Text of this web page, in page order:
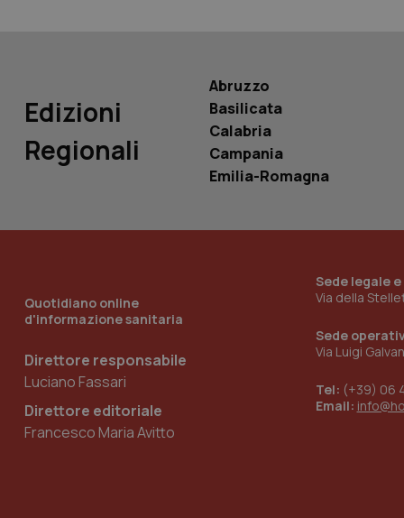
Edizioni
Regionali
Abruzzo
Basilicata
Calabria
Campania
Emilia-Romagna
Quotidiano online
d'informazione sanitaria
Direttore responsabile
Luciano Fassari
Direttore editoriale
Francesco Maria Avitto
Sede legale
Via della
Sede
Via Luigi
Tel: (+39) 06
Email:
__Secure-
ROLLOUT_TOKEN
tracking-sites-
ironfish-tracking-
named-enable